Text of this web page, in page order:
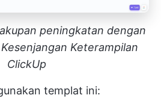
peningkatan dengan
Keterampilan
ClickUp
templat ini: